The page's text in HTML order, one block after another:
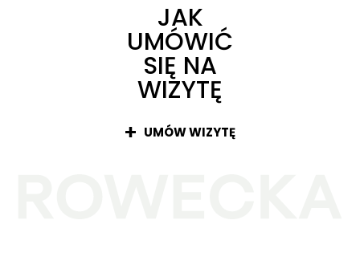
JAK
UMÓWIĆ
SIĘ NA
WIZYTĘ
UMÓW WIZYTĘ